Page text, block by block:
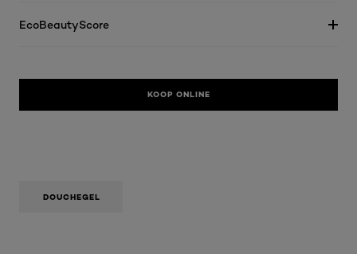
EcoBeautyScore
KOOP ONLINE
DOUCHEGEL